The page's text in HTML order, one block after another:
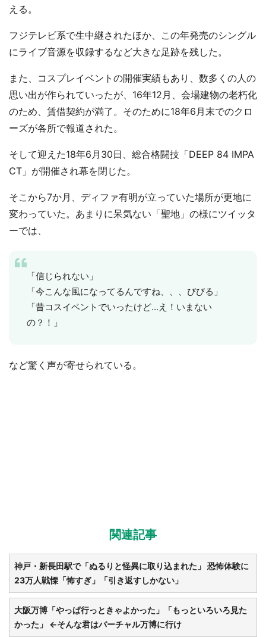
える。
フジテレビ系で生中継されたほか、この年発売のシングル
にライブ音源を収録するなど大きな足跡を残した。
また、コスプレイベントの開催実績もあり、数多くの人の
思い出が作られていったが、16年12月、会場建物の老朽化
のため、賃借契約が満了。そのために18年6月末でのクロ
ーズが各所で報道された。
そして迎えた18年6月30日、総合格闘技「DEEP 84 IMPA
CT」が開催され幕を閉じた。
そこから7か月、ディファ有明が立っていた場所が更地に
変わっていた。あまりに呆気ない「聖地」の様にツイッタ
ーでは、
「信じられない」
「今こんな風になってるんですね、、、びびる」
「昔コスイベントでいったけど...え！いまない
の？！」
など驚く声が寄せられている。
関連記事
神戸・新長田駅で「ぬるりと怪異に取り込まれた」 恐怖体験に
23万人戦慄「怖すぎ」「引き返すしかない」
大阪万博「やっぱ行っときゃよかった」「もっといろいろ見た
かった」 ←そんな君はバーチャル万博に行け